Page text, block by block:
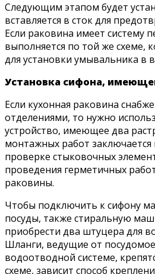
Следующим этапом будет
вставляется в сток для
Если раковина имеет систему
выполняется по той же схеме,
для установки умывальника в
Установка сифона,
Если кухонная раковина
отделениями, то нужно
устройство, имеющее два
монтажных работ
проверке стыковочных
проведения герметичных
раковины.
Чтобы подключить к сифону
посуды, также стиральную
приобрести два штуцера для
Шланги, ведущие от
водоотводной системе,
схеме, зависит способ